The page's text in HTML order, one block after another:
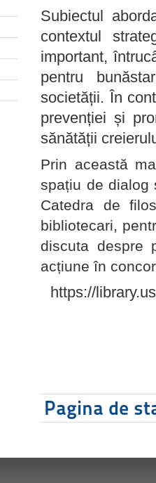
Subiectul
contextul
important,
pentru
societății. În
prevenției și
sănătății
Prin această
spațiu de dialog
Catedra de
bibliotecari,
discuta despre
acțiune în
https://
Pagina de